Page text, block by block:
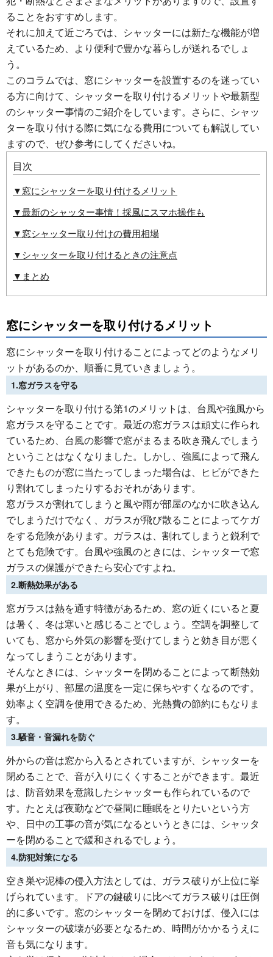
ることをおすすめします。
それに加えて近ごろでは、シャッターには新たな機能が増
えているため、より便利で豊かな暮らしが送れるでしょ
う。
このコラムでは、窓にシャッターを設置するのを迷ってい
る方に向けて、シャッターを取り付けるメリットや最新型
のシャッター事情のご紹介をしています。さらに、シャッ
ターを取り付ける際に気になる費用についても解説してい
ますので、ぜひ参考にしてくださいね。
目次
▼窓にシャッターを取り付けるメリット
▼最新のシャッター事情！採風にスマホ操作も
▼窓シャッター取り付けの費用相場
▼シャッターを取り付けるときの注意点
▼まとめ
窓にシャッターを取り付けるメリット
窓にシャッターを取り付けることによってどのようなメリ
ットがあるのか、順番に見ていきましょう。
1.窓ガラスを守る
シャッターを取り付ける第1のメリットは、台風や強風から
窓ガラスを守ることです。最近の窓ガラスは頑丈に作られ
ているため、台風の影響で窓がまるまる吹き飛んでしまう
ということはなくなりました。しかし、強風によって飛ん
できたものが窓に当たってしまった場合は、ヒビができた
り割れてしまったりするおそれがあります。
窓ガラスが割れてしまうと風や雨が部屋のなかに吹き込ん
でしまうだけでなく、ガラスが飛び散ることによってケガ
をする危険があります。ガラスは、割れてしまうと鋭利で
とても危険です。台風や強風のときには、シャッターで窓
ガラスの保護ができたら安心ですよね。
2.断熱効果がある
窓ガラスは熱を通す特徴があるため、窓の近くにいると夏
は暑く、冬は寒いと感じることでしょう。空調を調整して
いても、窓から外気の影響を受けてしまうと効き目が悪く
なってしまうことがあります。
そんなときには、シャッターを閉めることによって断熱効
果が上がり、部屋の温度を一定に保ちやすくなるのです。
効率よく空調を使用できるため、光熱費の節約にもなりま
す。
3.騒音・音漏れを防ぐ
外からの音は窓から入るとされていますが、シャッターを
閉めることで、音が入りにくくすることができます。最近
は、防音効果を意識したシャッターも作られているので
す。たとえば夜勤などで昼間に睡眠をとりたいという方
や、日中の工事の音が気になるというときには、シャッタ
ーを閉めることで緩和されるでしょう。
4.防犯対策になる
空き巣や泥棒の侵入方法としては、ガラス破りが上位に挙
げられています。ドアの鍵破りに比べてガラス破りは圧倒
的に多いです。窓のシャッターを閉めておけば、侵入には
シャッターの破壊が必要となるため、時間がかかるうえに
音も気になります。